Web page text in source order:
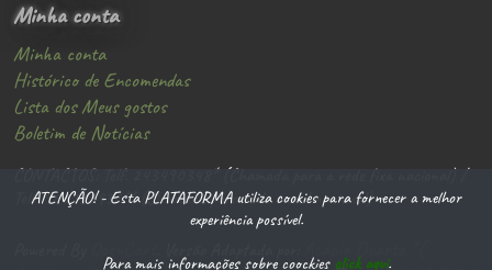
Minha conta
Minha conta
Histórico de Encomendas
Lista dos Meus gostos
Boletim de Notícias
CONTACTOS: Telf. 243490348* (Chamada para a rede fixa nacional) /
Telf. 966185936** (Chamada para rede movel nacional)
ATENÇÃO! - Esta PLATAFORMA utiliza cookies para fornecer a melhor
experiência possível.
Para mais informações sobre coockies click aqui.